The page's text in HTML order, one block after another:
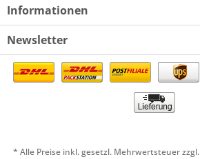
Informationen
Newsletter
* Alle Preise inkl. gesetzl. Mehrwertsteuer zzgl.